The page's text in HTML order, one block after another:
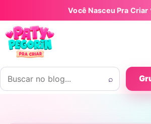
Pular para o conteúdoVocê Nasceu Pra
Buscar por:
⌕